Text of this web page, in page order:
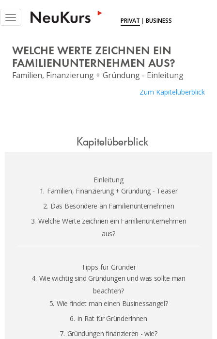
DOKUS
EXPERTINNEN
Toggle
navigation
NEUKURS - Einfach Lernen
PRIVAT | BUSINESS
WELCHE WERTE ZEICHNEN EIN
FAMILIENUNTERNEHMEN AUS?
Familien, Finanzierung + Gründung - Einleitung
Zum Kapitelüberblick
Kapitelüberblick
Einleitung
1. Familien, Finanzierung + Gründung - Teaser
2. Das Besondere an Familienunternehmen
3. Welche Werte zeichnen ein Familienunternehmen
aus?
Tipps für Gründer
4. Wie wichtig sind Gründungen und was sollte man
beachten?
5. Wie findet man einen Businessangel?
6. in Rat für GründerInnen
7. Gründungen finanzieren - wie?